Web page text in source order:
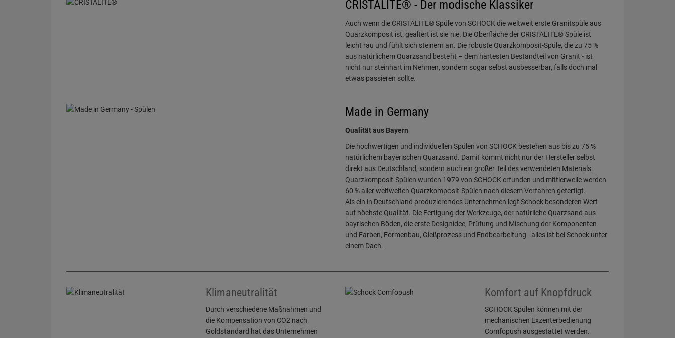
CRISTALITE® - Der modische Klassiker
Auch wenn die CRISTALITE® Spüle von SCHOCK die weltweit erste Granitspüle aus
Quarzkomposit ist: gealtert ist sie nie. Die Oberfläche der CRISTALITE® Spüle ist
leicht rau und fühlt sich steinern an. Die robuste Quarzkomposit-Spüle, die zu 75 %
aus natürlichem Quarzsand besteht – dem härtesten Bestandteil von Granit - ist
nicht nur steinhart im Nehmen, sondern sogar selbst ausbesserbar, falls doch mal
etwas passieren sollte.
Made in Germany
Qualität aus Bayern
Die hochwertigen und individuellen Spülen von SCHOCK bestehen aus bis zu 75 %
natürlichem bayerischen Quarzsand. Damit kommt nicht nur der Hersteller selbst
direkt aus Deutschland, sondern auch ein großer Teil des verwendeten Materials.
Quarzkomposit-Spülen wurden 1979 von SCHOCK erfunden und mittlerweile werden
60 % aller weltweiten Quarzkomposit-Spülen nach diesem Verfahren gefertigt.
Als ein in Deutschland produzierendes Unternehmen legt Schock besonderen Wert
auf höchste Qualität. Die Fertigung der Werkzeuge, der natürliche Quarzsand aus
bayrischen Böden, die erste Designidee, Prüfung und Mischung der Komponenten
und Farben, Formenbau, Gießprozess und Endbearbeitung - alles ist bei Schock unter
einem Dach.
Klimaneutralität
Durch verschiedene Maßnahmen und
die Kompensation von CO2 nach
Goldstandard hat das Unternehmen
Komfort auf Knopfdruck
SCHOCK Spülen können mit der
mechanischen Exzenterbedienung
Comfopush ausgestattet werden.